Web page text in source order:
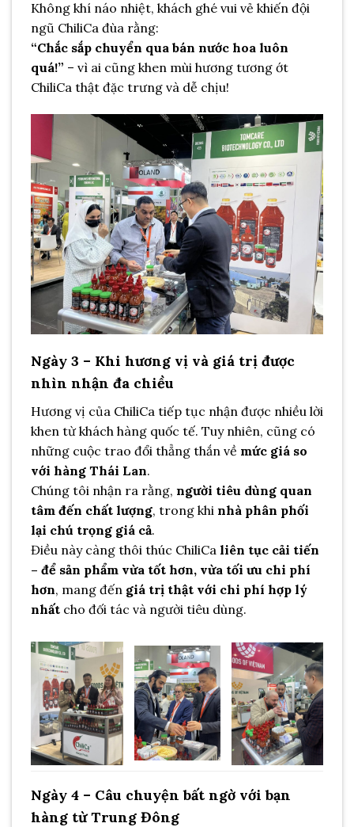
Không khí náo nhiệt, khách ghé vui vẻ khiến đội
ngũ ChiliCa đùa rằng:
“Chắc sắp chuyển qua bán nước hoa luôn
quá!” – vì ai cũng khen mùi hương tương ớt
ChiliCa thật đặc trưng và dễ chịu!
Ngày 3 – Khi hương vị và giá trị được
nhìn nhận đa chiều
Hương vị của ChiliCa tiếp tục nhận được nhiều lời
khen từ khách hàng quốc tế. Tuy nhiên, cũng có
những cuộc trao đổi thẳng thắn về mức giá so
với hàng Thái Lan.
Chúng tôi nhận ra rằng, người tiêu dùng quan
tâm đến chất lượng, trong khi nhà phân phối
lại chú trọng giá cả.
Điều này càng thôi thúc ChiliCa liên tục cải tiến
– để sản phẩm vừa tốt hơn, vừa tối ưu chi phí
hơn, mang đến giá trị thật với chi phí hợp lý
nhất cho đối tác và người tiêu dùng.
Ngày 4 – Câu chuyện bất ngờ với bạn
hàng từ Trung Đông